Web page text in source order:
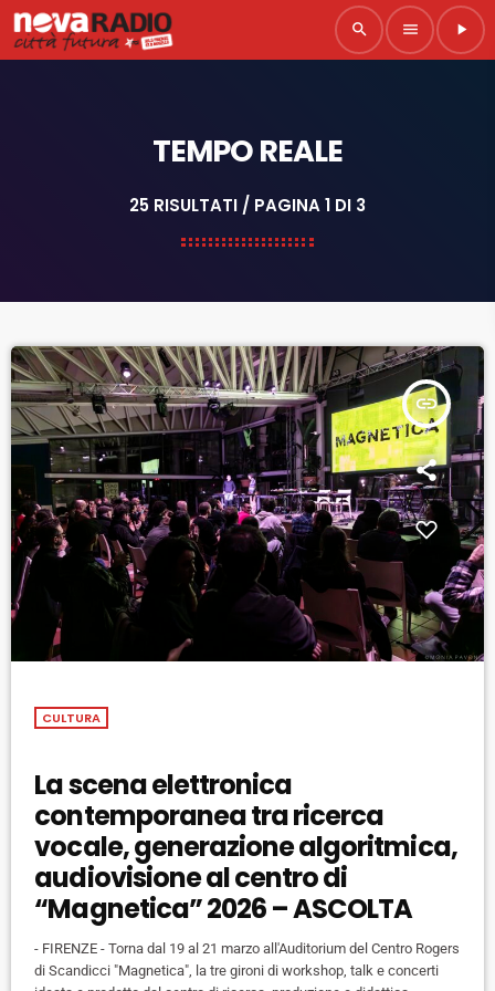
search menu play_arrow
TEMPO REALE
25 RISULTATI / PAGINA 1 DI 3
insert_link
CULTURA
La scena elettronica
contemporanea tra ricerca
vocale, generazione algoritmica,
audiovisione al centro di
“Magnetica” 2026 – ASCOLTA
- FIRENZE - Torna dal 19 al 21 marzo all'Auditorium del Centro Rogers
di Scandicci "Magnetica", la tre gironi di workshop, talk e concerti